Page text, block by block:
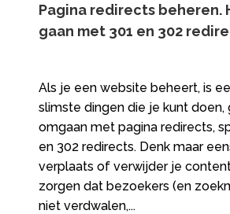
Pagina redirects beheren.​
gaan met 301 en 302
Als je een website beheert, is
slimste dingen die je kunt doen,
omgaan met pagina redirects,
en 302 redirects. Denk maar
verplaats of verwijder je
zorgen dat bezoekers (en
niet verdwalen,...